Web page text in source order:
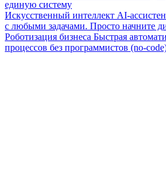
единую систему
Искусственный интеллект AI-
с любыми задачами. Просто начните
Роботизация бизнеса Быстрая
процессов без программистов (no-